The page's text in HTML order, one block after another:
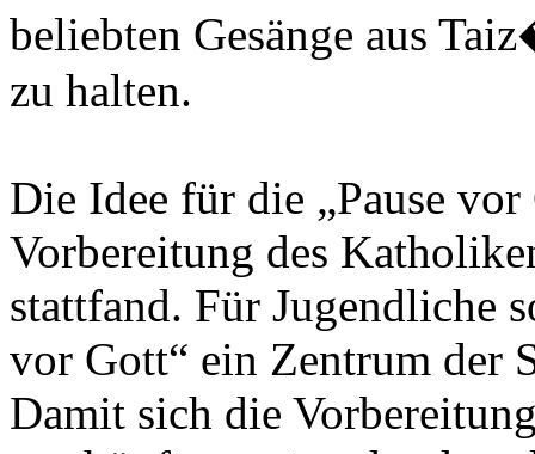
beliebten Gesänge aus
zu halten.
Die Idee für die „Pause
Vorbereitung des
stattfand. Für Jugendliche
vor Gott“ ein Zentrum der
Damit sich die